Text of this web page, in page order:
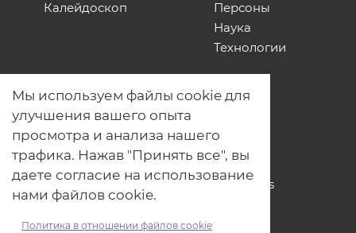
Калейдоскоп
Персоны
Наука
Технологии
О нас
Наши проекты
Связь с нами
Общая политика обработки
персональных данных
Политика обработки файлов Cookies
Политика обработки персональных
данных для мероприятий
Мы используем файлы cookie для
улучшения вашего опыта
просмотра и анализа нашего
трафика. Нажав "Принять все", вы
даете согласие на использование
нами файлов cookie.
Политика в отношении файлов cookie